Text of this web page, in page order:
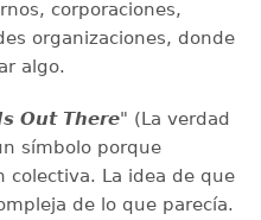
corporaciones,
organizaciones, donde
algo.
Out There" (La verdad
símbolo porque
colectiva. La idea de que
de lo que parecía.